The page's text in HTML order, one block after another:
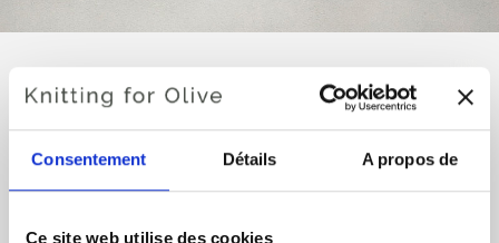
Consentement Détails A propos de
Ce site web utilise des cookies
OLIVE CARDIGAN - BÉBÉ
€6,60